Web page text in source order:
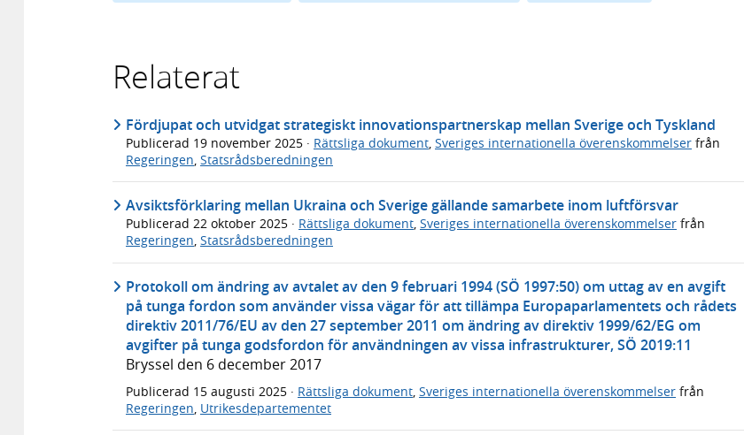
Relaterat
Fördjupat och utvidgat strategiskt innovationspartnerskap mellan Sverige och Tyskland
Publicerad 19 november 2025 · Rättsliga dokument Sveriges internationella överenskommelser från
Regeringen Statsrådsberedningen
Avsiktsförklaring mellan Ukraina och Sverige gällande samarbete inom luftförsvar
Publicerad 22 oktober 2025 · Rättsliga dokument, Sveriges internationella överenskommelser från
Regeringen, Statsrådsberedningen
Protokoll om ändring av avtalet av den 9 februari 1994 (SÖ 1997:50) om uttag av en avgift
på tunga fordon som använder vissa vägar för att tillämpa Europaparlamentets och rådets
direktiv 2011/76/EU av den 27 september 2011 om ändring av direktiv 1999/62/EG om
avgifter på tunga godsfordon för användningen av vissa infrastrukturer, SÖ 2019:11
Bryssel den 6 december 2017
Publicerad 15 augusti 2025 · Rättsliga dokument, Sveriges internationella överenskommelser från
Regeringen, Utrikesdepartementet